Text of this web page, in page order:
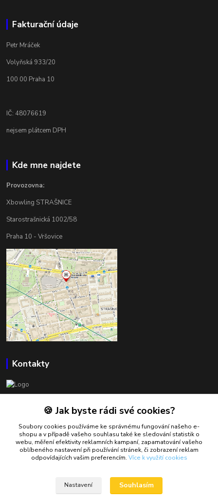
Fakturační údaje
Petr Mráček
Volyňská 933/20
100 00 Praha 10
IČ: 48076619
nejsem plátcem DPH
Kde mne najdete
Provozovna:
Xbowling STRAŠNICE
Starostrašnická 1002/58
Praha 10 - Vršovice
Kontakty
Petr Mráček
+420 602 549 946
petrmracek@bowlshop.cz
🍪 Jak byste rádi své cookies?
Soubory cookies používáme ke správnému fungování našeho e-
shopu a v případě vašeho souhlasu také ke sledování statistik o
webu, měření efektivity reklamních kampaní, zapamatování vašeho
oblíbeného nastavení při používání stránek, či zobrazení reklam
odpovídajících vašim preferencím. Více k využití cookies
Nastavení Souhlasím